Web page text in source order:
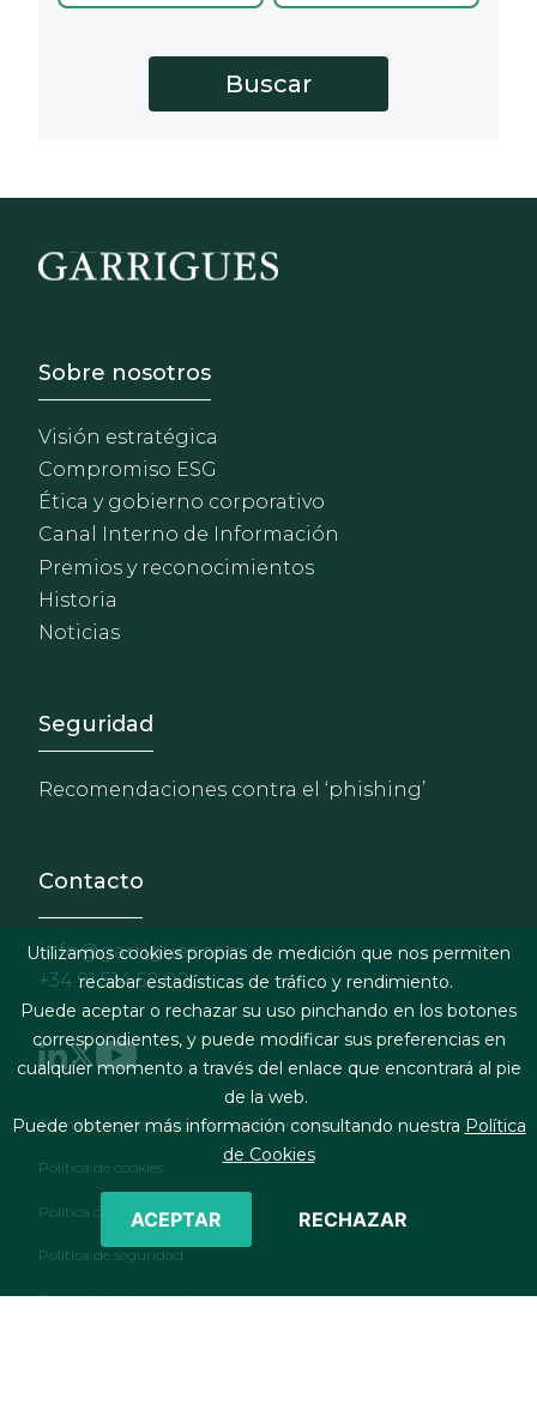
Footer - Sobre Nosotros
Sobre nosotros
Visión estratégica
Compromiso ESG
Ética y gobierno corporativo
Canal Interno de Información
Premios y reconocimientos
Historia
Noticias
Footer - Extranet y
Seguridad
Recomendaciones contra el ‘phishing’
Contacto
info@garrigues.com
+34 91 514 52 00
Footer menu
Términos legales y condiciones de contratación
Política de cookies
Política de privacidad
Política de seguridad
Formulario de contacto
Utilizamos cookies propias de medición que nos permiten
recabar estadísticas de tráfico y rendimiento.
Puede aceptar o rechazar su uso pinchando en los botones
correspondientes, y puede modificar sus preferencias en
cualquier momento a través del enlace que encontrará al pie
de la web.
Puede obtener más información consultando nuestra Política
de Cookies
ACEPTAR RECHAZAR